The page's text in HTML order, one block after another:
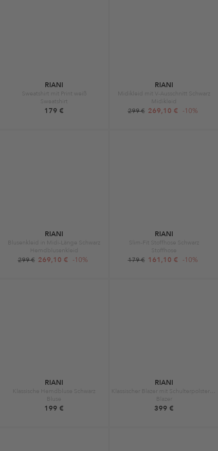
RIANI
Sweatshirt mit Print weiß
Sweatshirt
179 €
RIANI
Midikleid mit V-Ausschnitt Schwarz
Midikleid
299 € 269,10 € -10%
RIANI
Blusenkleid in Midi-Länge Schwarz
Hemdblusenkleid
299 € 269,10 € -10%
RIANI
Slim-Fit Stoffhose Schwarz
Stoffhose
179 € 161,10 € -10%
RIANI
Klassische Hemdbluse Schwarz
Bluse
199 €
RIANI
Blazer
399 €